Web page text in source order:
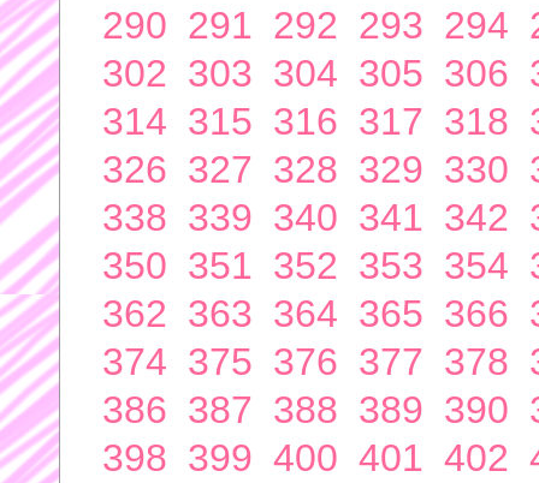
290 291 292 293 294
302 303 304 305 306
314 315 316 317 318
326 327 328 329 330
338 339 340 341 342
350 351 352 353 354
362 363 364 365 366
374 375 376 377 378
386 387 388 389 390
398 399 400 401 402